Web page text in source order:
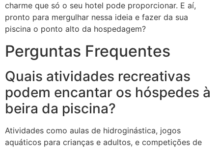
charme que só o seu hotel pode proporcionar. E aí,
pronto para mergulhar nessa ideia e fazer da sua
piscina o ponto alto da hospedagem?
Perguntas Frequentes
Quais atividades recreativas
podem encantar os hóspedes à
beira da piscina?
Atividades como aulas de hidroginástica, jogos
aquáticos para crianças e adultos, e competições de